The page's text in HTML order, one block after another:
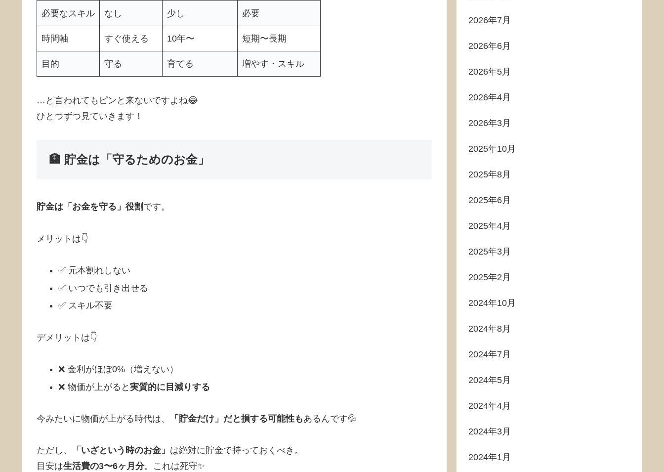
必要なスキル なし 少し 必要
時間軸 すぐ使える 10年〜 短期〜長期
目的 守る 育てる 増やす・スキル
…と言われてもピンと来ないですよね😂
ひとつずつ見ていきます！
🏦 貯金は「守るためのお金」
貯金は「お金を守る」役割 です。
メリットは👇
✅ 元本割れしない
✅ いつでも引き出せる
✅ スキル不要
デメリットは👇
❌ 金利がほぼ0%（増えない）
❌ 物価が上がると 実質的に目減りする
今みたいに物価が上がる時代は、 「貯金だけ」だと損する可能性もあるんです💦
ただし、 「いざという時のお金」 は絶対に貯金で持っておくべき。
目安は生活費の3〜6ヶ月分。これは死守✨
2026年7月
2026年6月
2026年5月
2026年4月
2026年3月
2025年10月
2025年8月
2025年6月
2025年4月
2025年3月
2025年2月
2024年10月
2024年8月
2024年7月
2024年5月
2024年4月
2024年3月
2024年1月